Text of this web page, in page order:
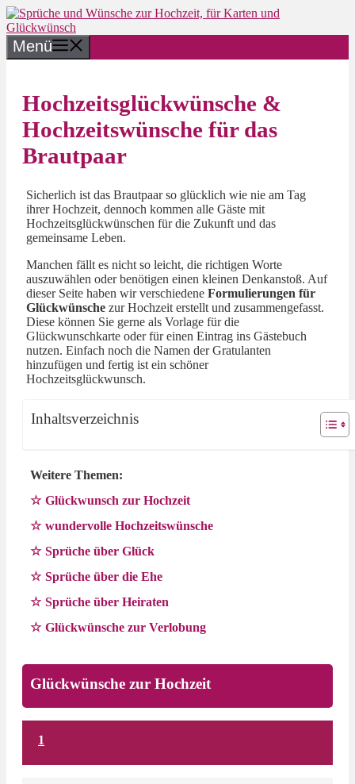
Zum
Inhalt
springen
Menü
Hochzeitsglückwünsche &
Hochzeitswünsche für das
Brautpaar
Sicherlich ist das Brautpaar so glücklich wie nie am Tag
ihrer Hochzeit, dennoch kommen alle Gäste mit
Hochzeitsglückwünschen für die Zukunft und das
gemeinsame Leben.
Manchen fällt es nicht so leicht, die richtigen Worte
auszuwählen oder benötigen einen kleinen Denkanstoß. Auf
dieser Seite haben wir verschiedene Formulierungen für
Glückwünsche zur Hochzeit erstellt und zusammengefasst.
Diese können Sie gerne als Vorlage für die
Glückwunschkarte oder für einen Eintrag ins Gästebuch
nutzen. Einfach noch die Namen der Gratulanten
hinzufügen und fertig ist ein schöner
Hochzeitsglückwunsch.
Inhaltsverzeichnis
Weitere Themen:
Glückwunsch zur Hochzeit
wundervolle Hochzeitswünsche
Sprüche über Glück
Sprüche über die Ehe
Sprüche über Heiraten
Glückwünsche zur Verlobung
Glückwünsche zur Hochzeit
1